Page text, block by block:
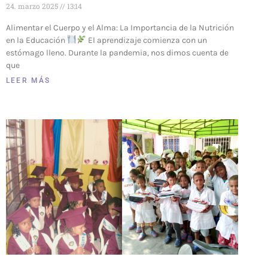
24. marzo 2025 13:14
Alimentar el Cuerpo y el Alma: La Importancia de la Nutrición
en la Educación
El aprendizaje comienza con un
estómago lleno. Durante la pandemia, nos dimos cuenta de
que
LEER MÁS